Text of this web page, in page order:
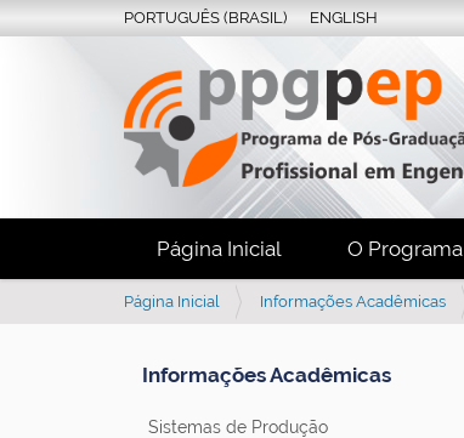
PORTUGUÊS (BRASIL) ENGLISH
Página Inicial O Programa
V
Página Inicial Informações Acadêmicas
Informações Acadêmicas
Sistemas de Produção